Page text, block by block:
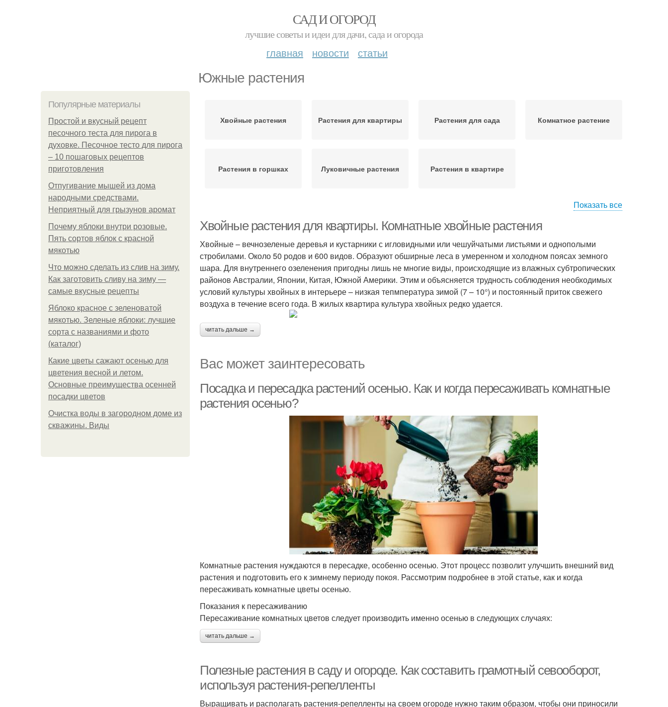
САД И ОГОРОД
лучшие советы и идеи для дачи, сада и огорода
главная новости статьи
Южные растения
Популярные материалы
Простой и вкусный рецепт
песочного теста для пирога в
духовке. Песочное тесто для пирога
– 10 пошаговых рецептов
приготовления
Отпугивание мышей из дома
народными средствами.
Неприятный для грызунов аромат
Почему яблоки внутри розовые.
Пять сортов яблок с красной
мякотью
Что можно сделать из слив на зиму.
Как заготовить сливу на зиму —
самые вкусные рецепты
Яблоко красное с зеленоватой
мякотью. Зеленые яблоки: лучшие
сорта с названиями и фото
(каталог)
Какие цветы сажают осенью для
цветения весной и летом.
Основные преимущества осенней
посадки цветов
Очистка воды в загородном доме из
скважины. Виды
Хвойные растения Растения для квартиры Растения для сада Комнатное растение
Растения в горшках Луковичные растения Растения в квартире
Показать все
Хвойные растения для квартиры. Комнатные хвойные растения
Хвойные – вечнозеленые деревья и кустарники с игловидными или чешуйчатыми листьями и однополыми
стробилами. Около 50 родов и 600 видов. Образуют обширные леса в умеренном и холодном поясах земного
шара. Для внутреннего озеленения пригодны лишь не многие виды, происходящие из влажных субтропических
районов Австралии, Японии, Китая, Южной Америки. Этим и объясняется трудность соблюдения необходимых
условий культуры хвойных в интерьере – низкая тепмпература зимой (7 – 10°) и постоянный приток свежего
воздуха в течение всего года. В жилых квартира культура хвойных редко удается.
читать дальше →
Вас может заинтересовать
Посадка и пересадка растений осенью. Как и когда пересаживать комнатные
растения осенью?
Комнатные растения нуждаются в пересадке, особенно осенью. Этот процесс позволит улучшить внешний вид
растения и подготовить его к зимнему периоду покоя. Рассмотрим подробнее в этой статье, как и когда
пересаживать комнатные цветы осенью.
Показания к пересаживанию
Пересаживание комнатных цветов следует производить именно осенью в следующих случаях:
читать дальше →
Полезные растения в саду и огороде. Как составить грамотный севооборот,
используя растения-репелленты
Выращивать и располагать растения-репелленты на своем огороде нужно таким образом, чтобы они приносили